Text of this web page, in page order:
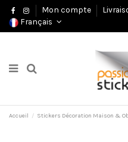
Mon compte
Français
Accueil Stickers Décoration Maison &